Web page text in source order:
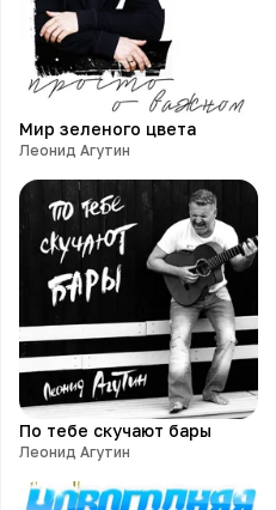
Мир зеленого цвета
Леонид Агутин
По тебе скучают бары
Леонид Агутин